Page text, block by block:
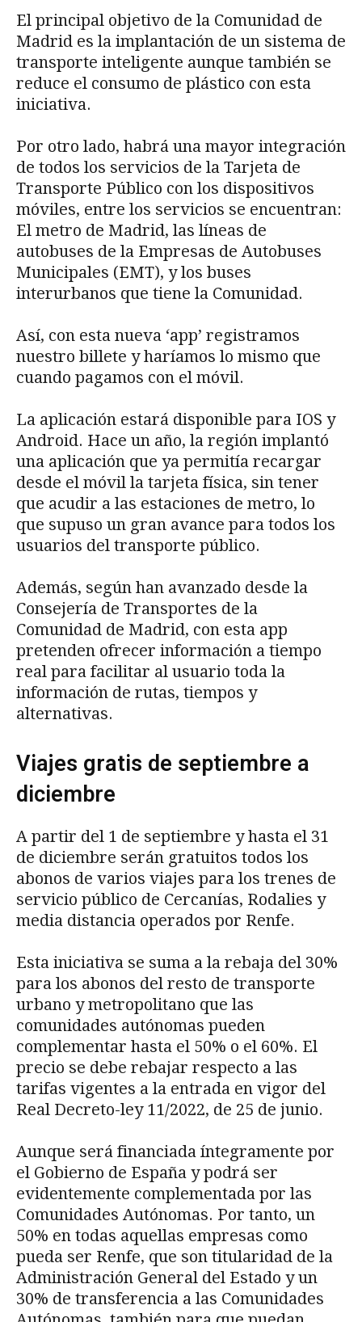
El principal objetivo de la Comunidad de
Madrid es la implantación de un sistema de
transporte inteligente aunque también se
reduce el consumo de plástico con esta
iniciativa.
Por otro lado, habrá una mayor integración
de todos los servicios de la Tarjeta de
Transporte Público con los dispositivos
móviles, entre los servicios se encuentran:
El metro de Madrid, las líneas de
autobuses de la Empresas de Autobuses
Municipales (EMT), y los buses
interurbanos que tiene la Comunidad.
Así, con esta nueva ‘app’ registramos
nuestro billete y haríamos lo mismo que
cuando pagamos con el móvil.
La aplicación estará disponible para IOS y
Android. Hace un año, la región implantó
una aplicación que ya permitía recargar
desde el móvil la tarjeta física, sin tener
que acudir a las estaciones de metro, lo
que supuso un gran avance para todos los
usuarios del transporte público.
Además, según han avanzado desde la
Consejería de Transportes de la
Comunidad de Madrid, con esta app
pretenden ofrecer información a tiempo
real para facilitar al usuario toda la
información de rutas, tiempos y
alternativas.
Viajes gratis de septiembre a
diciembre
A partir del 1 de septiembre y hasta el 31
de diciembre serán gratuitos todos los
abonos de varios viajes para los trenes de
servicio público de Cercanías, Rodalies y
media distancia operados por Renfe.
Esta iniciativa se suma a la rebaja del 30%
para los abonos del resto de transporte
urbano y metropolitano que las
comunidades autónomas pueden
complementar hasta el 50% o el 60%. El
precio se debe rebajar respecto a las
tarifas vigentes a la entrada en vigor del
Real Decreto-ley 11/2022, de 25 de junio.
Aunque será financiada íntegramente por
el Gobierno de España y podrá ser
evidentemente complementada por las
Comunidades Autónomas. Por tanto, un
50% en todas aquellas empresas como
pueda ser Renfe, que son titularidad de la
Administración General del Estado y un
30% de transferencia a las Comunidades